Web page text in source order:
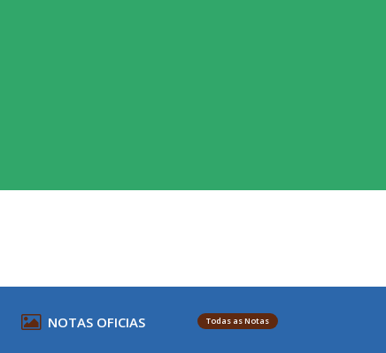
NOTAS OFICIAS Todas as Notas